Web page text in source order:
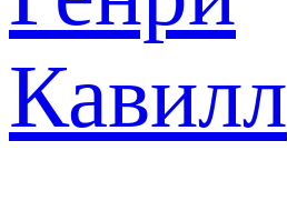
Кавилл